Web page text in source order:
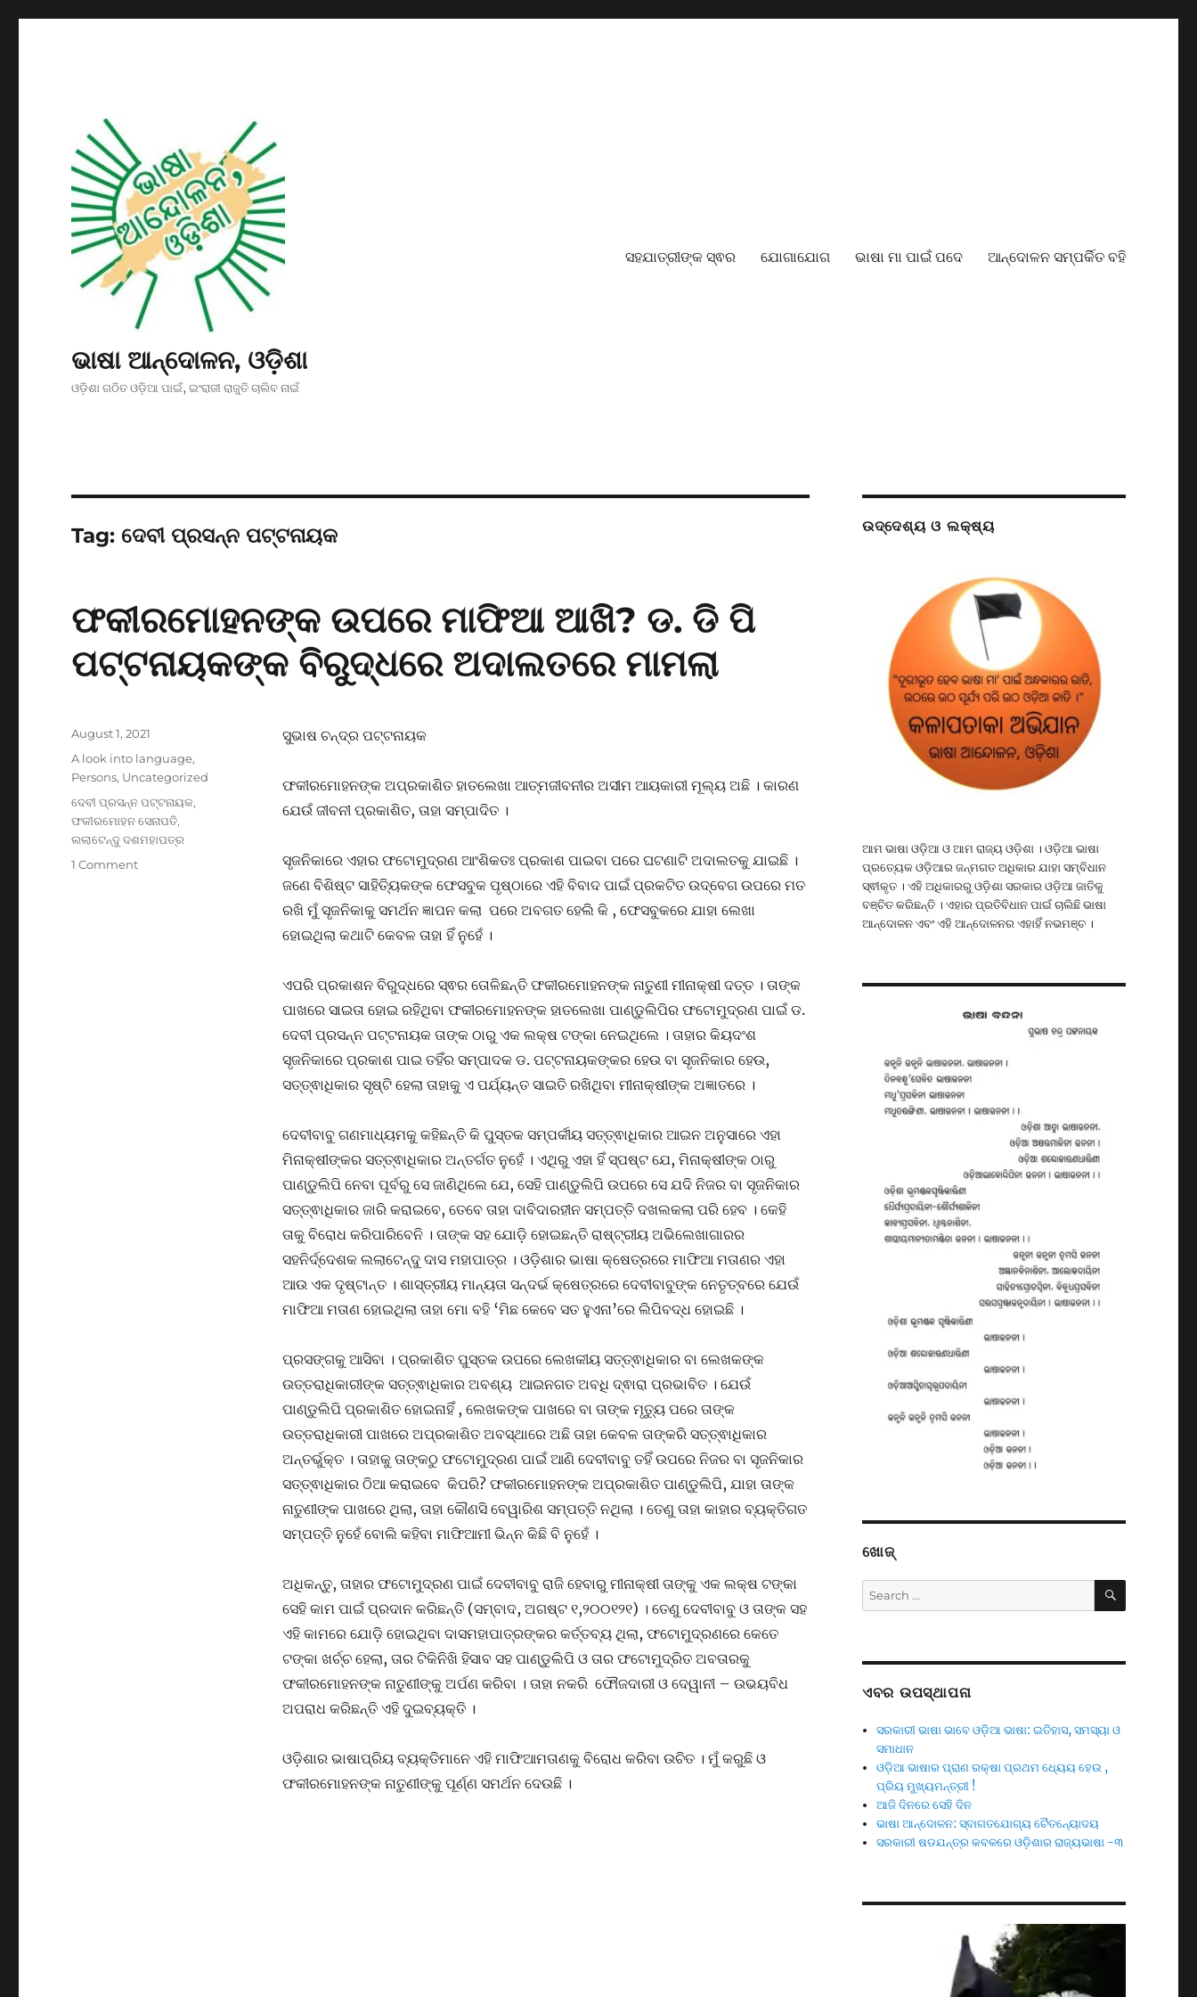
ଭାଷା ଆନ୍ଦୋଳନ, ଓଡ଼ିଶା
ଓଡ଼ିଶା ଗଠିତ ଓଡ଼ିଆ ପାଇଁ, ଇଂରାଜୀ ରାଜୁତି ଚାଲିବ ନାଇଁ
ସହଯାତ୍ରୀଙ୍କ ସ୍ଵର ଯୋଗାଯୋଗ ଭାଷା ମା ପାଇଁ ପଦେ ଆନ୍ଦୋଳନ ସମ୍ପର୍କିତ ବହି
Tag: ଦେବୀ ପ୍ରସନ୍ନ ପଟ୍ଟନାୟକ
ଫକୀରମୋହନଙ୍କ ଉପରେ ମାଫିଆ ଆଖି? ଡ. ଡି ପି
ପଟ୍ଟନାୟକଙ୍କ ବିରୁଦ୍ଧରେ ଅଦାଲତରେ ମାମଲା
ସୁଭାଷ ଚନ୍ଦ୍ର ପଟ୍ଟନାୟକ
ଫକୀରମୋହନଙ୍କ ଅପ୍ରକାଶିତ ହାତଲେଖା ଆତ୍ମଜୀବନୀର ଅସୀମ ଆୟକାରୀ ମୂଲ୍ୟ ଅଛି । କାରଣ
ଯେଉଁ ଜୀବନୀ ପ୍ରକାଶିତ, ତାହା ସମ୍ପାଦିତ ।
ସୃଜନିକାରେ ଏହାର ଫଟୋମୁଦ୍ରଣ ଆଂଶିକତଃ ପ୍ରକାଶ ପାଇବା ପରେ ଘଟଣାଟି ଅଦାଲତକୁ ଯାଇଛି ।
ଜଣେ ବିଶିଷ୍ଟ ସାହିତ୍ୟିକଙ୍କ ଫେସବୁକ ପୃଷ୍ଠାରେ ଏହି ବିବାଦ ପାଇଁ ପ୍ରକଟିତ ଉଦ୍ବେଗ ଉପରେ ମତ
ରଖି ମୁଁ ସୃଜନିକାକୁ ସମର୍ଥନ ଜ୍ଞାପନ କଲା ପରେ ଅବଗତ ହେଲି କି , ଫେସବୁକରେ ଯାହା ଲେଖା
ହୋଇଥିଲା କଥାଟି କେବଳ ତାହା ହିଁ ନୁହେଁ ।
ଏପରି ପ୍ରକାଶନ ବିରୁଦ୍ଧରେ ସ୍ଵର ତୋଳିଛନ୍ତି ଫକୀରମୋହନଙ୍କ ନାତୁଣୀ ମୀନାକ୍ଷୀ ଦତ୍ତ । ତାଙ୍କ
ପାଖରେ ସାଇତା ହୋଇ ରହିଥିବା ଫକୀରମୋହନଙ୍କ ହାତଲେଖା ପାଣ୍ଡୁଲିପିର ଫଟୋମୁଦ୍ରଣ ପାଇଁ ଡ.
ଦେବୀ ପ୍ରସନ୍ନ ପଟ୍ଟନାୟକ ତାଙ୍କ ଠାରୁ ଏକ ଲକ୍ଷ ଟଙ୍କା ନେଇଥିଲେ । ତାହାର କିୟଦଂଶ
ସୃଜନିକାରେ ପ୍ରକାଶ ପାଇ ତହିଁର ସମ୍ପାଦକ ଡ. ପଟ୍ଟନାୟକଙ୍କର ହେଉ ବା ସୃଜନିକାର ହେଉ,
ସତ୍ତ୍ଵାଧିକାର ସୃଷ୍ଟି ହେଲା ତାହାକୁ ଏ ପର୍ଯ୍ୟନ୍ତ ସାଇତି ରଖିଥିବା ମୀନାକ୍ଷୀଙ୍କ ଅଜ୍ଞାତରେ ।
ଦେବୀବାବୁ ଗଣମାଧ୍ୟମକୁ କହିଛନ୍ତି କି ପୁସ୍ତକ ସମ୍ପର୍କୀୟ ସତ୍ତ୍ଵାଧିକାର ଆଇନ ଅନୁସାରେ ଏହା
ମିନାକ୍ଷୀଙ୍କର ସତ୍ତ୍ଵାଧିକାର ଅନ୍ତର୍ଗତ ନୁହେଁ । ଏଥିରୁ ଏହା ହିଁ ସ୍ପଷ୍ଟ ଯେ, ମିନାକ୍ଷୀଙ୍କ ଠାରୁ
ପାଣ୍ଡୁଲିପି ନେବା ପୂର୍ବରୁ ସେ ଜାଣିଥିଲେ ଯେ, ସେହି ପାଣ୍ଡୁଲିପି ଉପରେ ସେ ଯଦି ନିଜର ବା ସୃଜନିକାର
ସତ୍ତ୍ଵାଧିକାର ଜାରି କରାଇବେ, ତେବେ ତାହା ଦାବିଦାରହୀନ ସମ୍ପତ୍ତି ଦଖଲକଲା ପରି ହେବ । କେହି
ତାକୁ ବିରୋଧ କରିପାରିବେନି । ତାଙ୍କ ସହ ଯୋଡ଼ି ହୋଇଛନ୍ତି ରାଷ୍ଟ୍ରୀୟ ଅଭିଲେଖାଗାରର
ସହନିର୍ଦ୍ଦେଶକ ଲଲାଟେନ୍ଦୁ ଦାସ ମହାପାତ୍ର । ଓଡ଼ିଶାର ଭାଷା କ୍ଷେତ୍ରରେ ମାଫିଆ ମତାଣର ଏହା
ଆଉ ଏକ ଦୃଷ୍ଟାନ୍ତ । ଶାସ୍ତ୍ରୀୟ ମାନ୍ୟତା ସନ୍ଦର୍ଭ କ୍ଷେତ୍ରରେ ଦେବୀବାବୁଙ୍କ ନେତୃତ୍ବରେ ଯେଉଁ
ମାଫିଆ ମତାଣ ହୋଇଥିଲା ତାହା ମୋ ବହି ‘ମିଛ କେବେ ସତ ହୁଏନା’ରେ ଲିପିବଦ୍ଧ ହୋଇଛି ।
ପ୍ରସଙ୍ଗକୁ ଆସିବା । ପ୍ରକାଶିତ ପୁସ୍ତକ ଉପରେ ଲେଖକୀୟ ସତ୍ତ୍ଵାଧିକାର ବା ଲେଖକଙ୍କ
ଉତ୍ତରାଧିକାରୀଙ୍କ ସତ୍ତ୍ଵାଧିକାର ଅବଶ୍ୟ ଆଇନଗତ ଅବଧି ଦ୍ଵାରା ପ୍ରଭାବିତ । ଯେଉଁ
ପାଣ୍ଡୁଲିପି ପ୍ରକାଶିତ ହୋଇନାହିଁ , ଲେଖକଙ୍କ ପାଖରେ ବା ତାଙ୍କ ମୃତ୍ୟୁ ପରେ ତାଙ୍କ
ଉତ୍ତରାଧିକାରୀ ପାଖରେ ଅପ୍ରକାଶିତ ଅବସ୍ଥାରେ ଅଛି ତାହା କେବଳ ତାଙ୍କରି ସତ୍ତ୍ଵାଧିକାର
ଅନ୍ତର୍ଭୁକ୍ତ । ତାହାକୁ ତାଙ୍କଠୁ ଫଟୋମୁଦ୍ରଣ ପାଇଁ ଆଣି ଦେବୀବାବୁ ତହିଁ ଉପରେ ନିଜର ବା ସୃଜନିକାର
ସତ୍ତ୍ଵାଧିକାର ଠିଆ କରାଇବେ କିପରି? ଫକୀରମୋହନଙ୍କ ଅପ୍ରକାଶିତ ପାଣ୍ଡୁଲିପି, ଯାହା ତାଙ୍କ
ନାତୁଣୀଙ୍କ ପାଖରେ ଥିଲା, ତାହା କୌଣସି ବେୱାରିଶ ସମ୍ପତ୍ତି ନଥିଲା । ତେଣୁ ତାହା କାହାର ବ୍ୟକ୍ତିଗତ
ସମ୍ପତ୍ତି ନୁହେଁ ବୋଲି କହିବା ମାଫିଆମୀ ଭିନ୍ନ କିଛି ବି ନୁହେଁ ।
ଅଧିକନ୍ତୁ, ତାହାର ଫଟୋମୁଦ୍ରଣ ପାଇଁ ଦେବୀବାବୁ ରାଜି ହେବାରୁ ମୀନାକ୍ଷୀ ତାଙ୍କୁ ଏକ ଲକ୍ଷ ଟଙ୍କା
ସେହି କାମ ପାଇଁ ପ୍ରଦାନ କରିଛନ୍ତି (ସମ୍ବାଦ, ଅଗଷ୍ଟ ୧,୨୦୦୧୨୧) । ତେଣୁ ଦେବୀବାବୁ ଓ ତାଙ୍କ ସହ
ଏହି କାମରେ ଯୋଡ଼ି ହୋଇଥିବା ଦାସମହାପାତ୍ରଙ୍କର କର୍ତ୍ତବ୍ୟ ଥିଲା, ଫଟୋମୁଦ୍ରଣରେ କେତେ
ଟଙ୍କା ଖର୍ଚ୍ଚ ହେଲା, ତାର ଟିକିନିଖି ହିସାବ ସହ ପାଣ୍ଡୁଲିପି ଓ ତାର ଫଟୋମୁଦ୍ରିତ ଅବତାରକୁ
ଫକୀରମୋହନଙ୍କ ନାତୁଣୀଙ୍କୁ ଅର୍ପଣ କରିବା । ତାହା ନକରି ଫୌଜଦାରୀ ଓ ଦେୱାନୀ – ଉଭୟବିଧ
ଅପରାଧ କରିଛନ୍ତି ଏହି ଦୁଇବ୍ୟକ୍ତି ।
ଓଡ଼ିଶାର ଭାଷାପ୍ରିୟ ବ୍ୟକ୍ତିମାନେ ଏହି ମାଫିଆମତାଣକୁ ବିରୋଧ କରିବା ଉଚିତ । ମୁଁ କରୁଛି ଓ
ଫକୀରମୋହନଙ୍କ ନାତୁଣୀଙ୍କୁ ପୂର୍ଣ୍ଣ ସମର୍ଥନ ଦେଉଛି ।
Posted
on
August 1, 2021
Categories
A look into language,
Persons, Uncategorized
Tags
ଦେବୀ ପ୍ରସନ୍ନ ପଟ୍ଟନାୟକ,
ଫକୀରମୋହନ ସେନାପତି,
ଲଲାଟେନ୍ଦୁ ଦଶମହାପତ୍ର
1 Commenton
ଉଦ୍ଦେଶ୍ୟ ଓ ଲକ୍ଷ୍ୟ
ଆମ ଭାଷା ଓଡ଼ିଆ ଓ ଆମ ରାଜ୍ୟ ଓଡ଼ିଶା । ଓଡ଼ିଆ ଭାଷା
ପ୍ରତ୍ୟେକ ଓଡ଼ିଆର ଜନ୍ମଗତ ଅଧିକାର ଯାହା ସମ୍ବିଧାନ
ସ୍ଵୀକୃତ । ଏହି ଅଧିକାରରୁ ଓଡ଼ିଶା ସରକାର ଓଡ଼ିଆ ଜାତିକୁ
ବଞ୍ଚିତ କରିଛନ୍ତି । ଏହାର ପ୍ରତିବିଧାନ ପାଇଁ ଚାଲିଛି ଭାଷା
ଆନ୍ଦୋଳନ ଏବଂ ଏହି ଆନ୍ଦୋଳନର ଏହାହିଁ ନଭମଞ୍ଚ ।
ଖୋଜ୍
Search
for:
SEARCH
ଏବର ଉପସ୍ଥାପନା
ସରକାରୀ ଭାଷା ଭାବେ ଓଡ଼ିଆ ଭାଷା: ଇତିହାସ, ସମସ୍ୟା ଓ
ସମାଧାନ
ଓଡ଼ିଆ ଭାଷାର ପ୍ରାଣ ରକ୍ଷା ପ୍ରଥମ ଧ୍ୟେୟ ହେଉ ,
ପ୍ରିୟ ମୁଖ୍ୟମନ୍ତ୍ରୀ !
ଆଜି ଦିନରେ ସେହି ଦିନ
ଭାଷା ଆନ୍ଦୋଳନ: ସ୍ବାଗତଯୋଗ୍ୟ ଚୈତନ୍ୟୋଦୟ
ସରକାରୀ ଷଡଯନ୍ତ୍ର କବଳରେ ଓଡ଼ିଶାର ରାଜ୍ୟଭାଷା -୩